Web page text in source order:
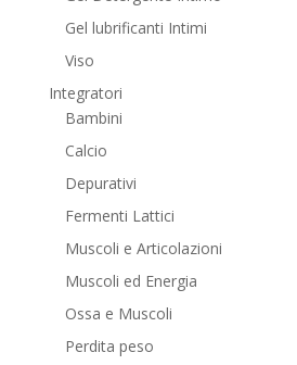
Gel lubrificanti Intimi
Viso
Integratori
Bambini
Calcio
Depurativi
Fermenti Lattici
Muscoli e Articolazioni
Muscoli ed Energia
Ossa e Muscoli
Perdita peso